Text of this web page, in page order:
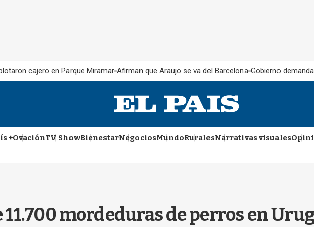
cajero en Parque Miramar Afirman que Araujo se va del Barcelona Gobierno
+OvaciónTV ShowBienestarNegociosMundoRuralesNarrativas visuales
11.700 mordeduras de perros en